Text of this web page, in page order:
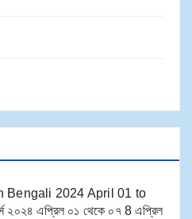
Bengali 2024 April 01 to
২০২৪ এপ্রিল ০১ থেকে ০৭ 8 এপ্রিল